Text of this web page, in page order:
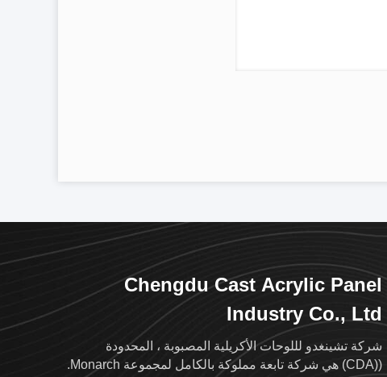
Chengdu Cast Acrylic Panel
Industry Co., Ltd
شركة تشينغدو لللوحات الأكريلية المصبوبة ، المحدودة
((CDA) هي شركة تابعة مملوكة بالكامل لمجموعة Monarch.